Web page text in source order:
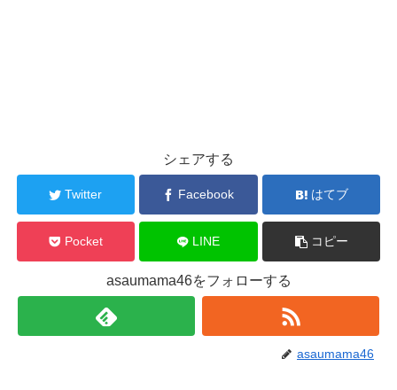
シェアする
Twitter Facebook はてブ
Pocket LINE コピー
asaumama46をフォローする
asaumama46